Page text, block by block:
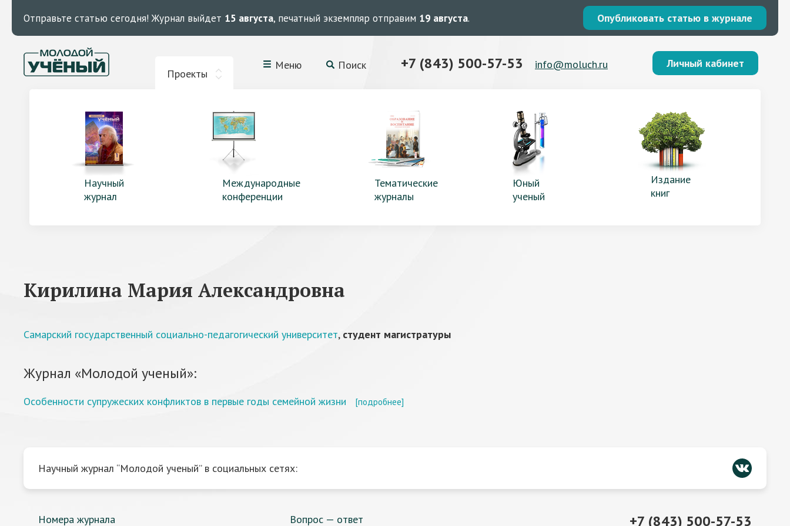
Отправьте статью сегодня! Журнал выйдет 15 августа, печатный экземпляр отправим 19 августа. Опубликовать статью в журнале
Проекты
Меню Поиск +7 (843) 500-57-53 info@moluch.ru Личный кабинет
Научный
журнал
Международные
конференции
Тематические
журналы
Юный
ученый
Издание
книг
Кирилина Мария Александровна
Самарский государственный социально-педагогический университет, студент магистратуры
Журнал «Молодой ученый»:
Особенности супружеских конфликтов в первые годы семейной жизни [подробнее]
Научный журнал “Молодой ученый” в социальных сетях:
Номера журнала Вопрос — ответ +7 (843) 500-57-53